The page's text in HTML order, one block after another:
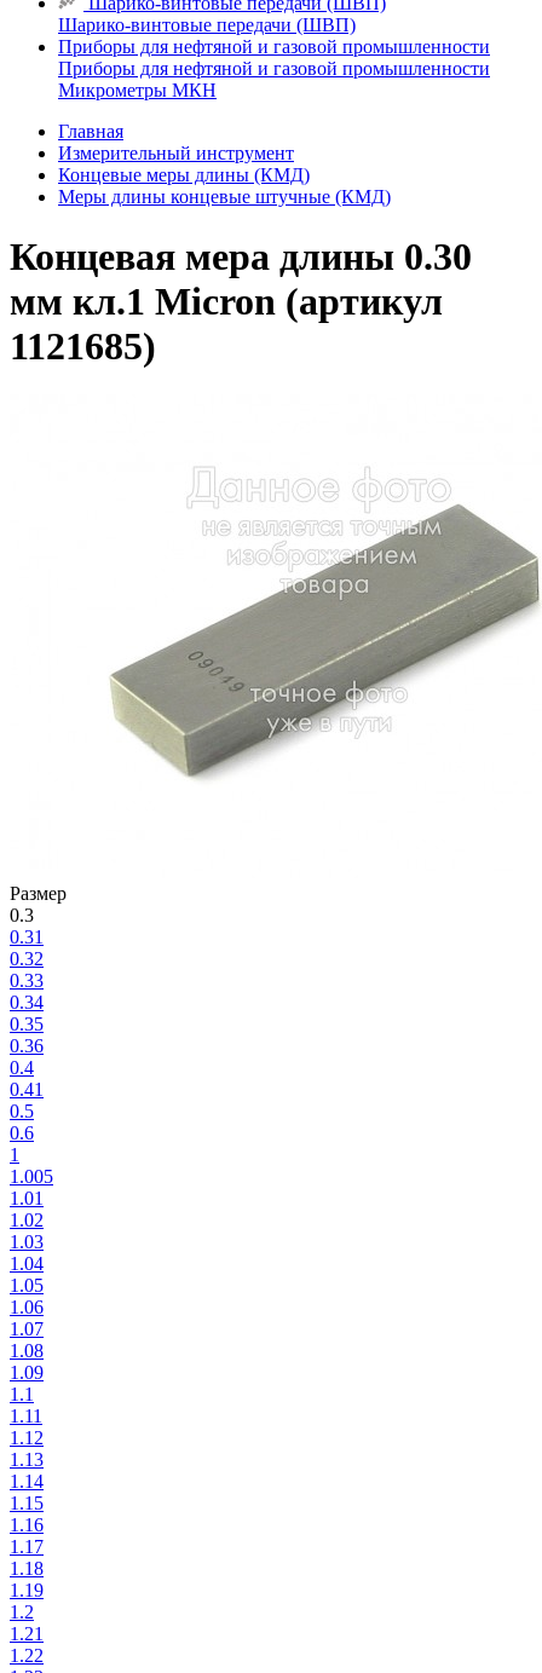
Шарико-винтовые передачи (ШВП)
Приборы для нефтяной и газовой промышленности
Приборы для нефтяной и газовой промышленности
Микрометры МКН
Главная
Измерительный инструмент
Концевые меры длины (КМД)
Меры длины концевые штучные (КМД)
Концевая мера длины 0.30
мм кл.1 Micron (артикул
1121685)
Размер
0.3
0.31
0.32
0.33
0.34
0.35
0.36
0.4
0.41
0.5
0.6
1
1.005
1.01
1.02
1.03
1.04
1.05
1.06
1.07
1.08
1.09
1.1
1.11
1.12
1.13
1.14
1.15
1.16
1.17
1.18
1.19
1.2
1.21
1.22